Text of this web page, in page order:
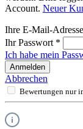
Account. Neuer
Ihre E-Mail-Adresse
Ihr Passwort *
Ich habe mein
Anmelden
Abbrechen
Bewertungen nur